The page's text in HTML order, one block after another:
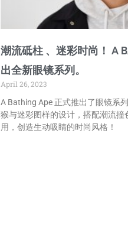
潮流砥柱 、迷彩时尚！ A
出全新眼镜系列。
April 26, 2023
A Bathing Ape 正式推出了眼镜系
猴与迷彩图样的设计，搭配潮流撞
用，创造生动吸睛的时尚风格！